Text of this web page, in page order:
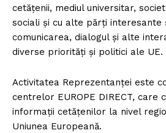
cetățenii, mediul universitar,
sociali și cu alte părți interesante
comunicarea, dialogul și alte
diverse priorități și politici ale UE.
Activitatea Reprezentanței este
centrelor EUROPE DIRECT, care
informații cetățenilor la nivel
Uniunea Europeană.